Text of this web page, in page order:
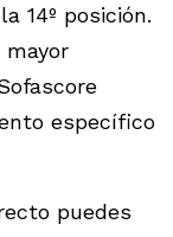
14º posición.
mayor
específico
puedes